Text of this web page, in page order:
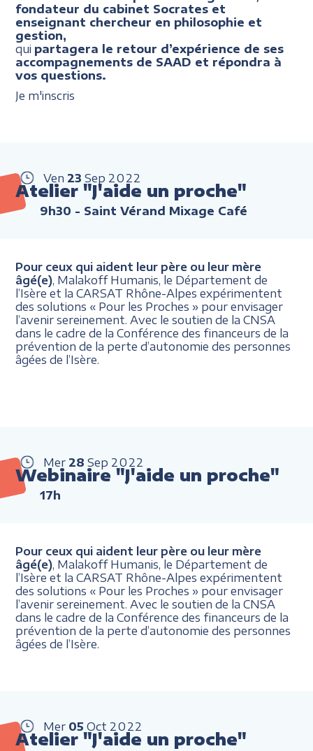
fondateur du cabinet Socrates et
enseignant chercheur en philosophie et
gestion,
qui partagera le retour d’expérience de ses
accompagnements de SAAD et répondra à
vos questions.
Je m'inscris
Ven 23 Sep 2022
Atelier "J'aide un proche"
9h30 - Saint Vérand Mixage Café
Pour ceux qui aident leur père ou leur mère
âgé(e) , Malakoff Humanis, le Département de
l’Isère et la CARSAT Rhône-Alpes expérimentent
des solutions « Pour les Proches » pour envisager
l’avenir sereinement. Avec le soutien de la CNSA
dans le cadre de la Conférence des financeurs de la
prévention de la perte d’autonomie des personnes
âgées de l’Isère.
Mer 28 Sep 2022
Webinaire "J'aide un proche"
17h
Pour ceux qui aident leur père ou leur mère
âgé(e) , Malakoff Humanis, le Département de
l’Isère et la CARSAT Rhône-Alpes expérimentent
des solutions « Pour les Proches » pour envisager
l’avenir sereinement. Avec le soutien de la CNSA
dans le cadre de la Conférence des financeurs de la
prévention de la perte d’autonomie des personnes
âgées de l’Isère.
Mer 05 Oct 2022
Atelier "J'aide un proche"